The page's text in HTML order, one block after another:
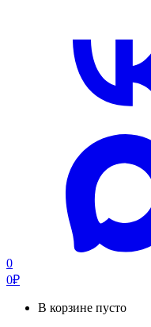
0
0₽
В корзине пусто